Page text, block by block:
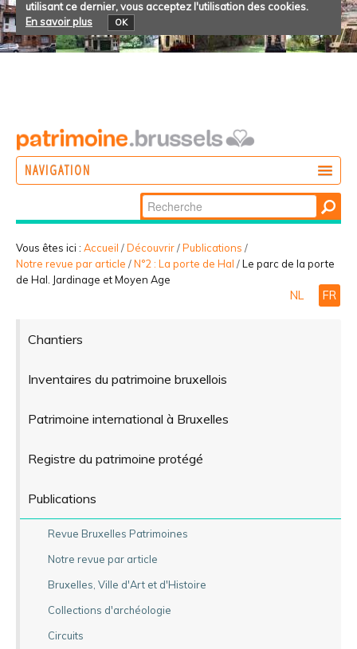
utilisant ce dernier, vous acceptez l'utilisation des cookies.
En savoir plus
OK
NAVIGATION
PARTICIPER
Chercher par
Recherche
avancée…
Vous êtes ici : Accueil /Découvrir/Publications /
Notre revue par article /N°2 : La porte de Hal /Le parc de la porte
de Hal. Jardinage et Moyen Age
NL FR
Chantiers
Inventaires du patrimoine bruxellois
Patrimoine international à Bruxelles
Registre du patrimoine protégé
Publications
Revue Bruxelles Patrimoines
Notre revue par article
Bruxelles, Ville d'Art et d'Histoire
Collections d'archéologie
Circuits